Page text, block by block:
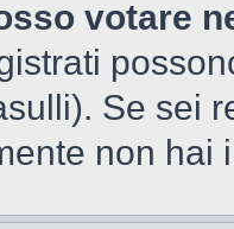
votare
Se sei
non hai